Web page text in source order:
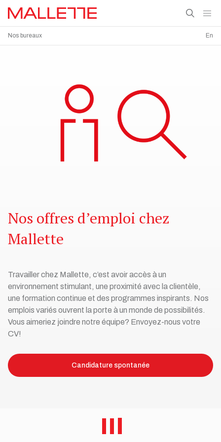
Nos bureaux En
Nos offres d’emploi chez
Mallette
Travailler chez Mallette, c’est avoir accès à un
environnement stimulant, une proximité avec la clientèle,
une formation continue et des programmes inspirants. Nos
emplois variés ouvrent la porte à un monde de possibilités.
Vous aimeriez joindre notre équipe? Envoyez-nous votre
CV!
Candidature spontanée